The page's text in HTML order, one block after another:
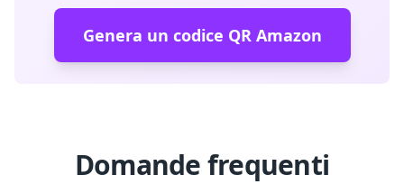
Genera un codice QR Amazon
Domande frequenti